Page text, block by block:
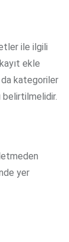
ile ilgili
ekle
da kategoriler
belirtilmelidir.
yer